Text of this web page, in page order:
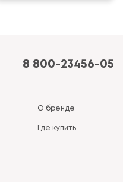
8 800-23456-05
О бренде
Где купить